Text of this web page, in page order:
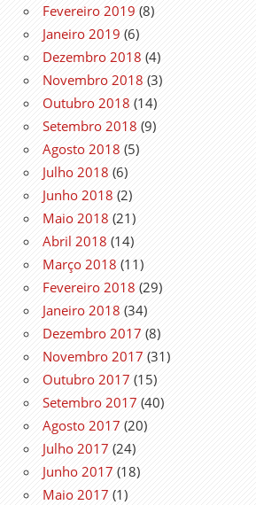
Fevereiro 2019 (8)
Janeiro 2019 (6)
Dezembro 2018 (4)
Novembro 2018 (3)
Outubro 2018 (14)
Setembro 2018 (9)
Agosto 2018 (5)
Julho 2018 (6)
Junho 2018 (2)
Maio 2018 (21)
Abril 2018 (14)
Março 2018 (11)
Fevereiro 2018 (29)
Janeiro 2018 (34)
Dezembro 2017 (8)
Novembro 2017 (31)
Outubro 2017 (15)
Setembro 2017 (40)
Agosto 2017 (20)
Julho 2017 (24)
Junho 2017 (18)
Maio 2017 (1)